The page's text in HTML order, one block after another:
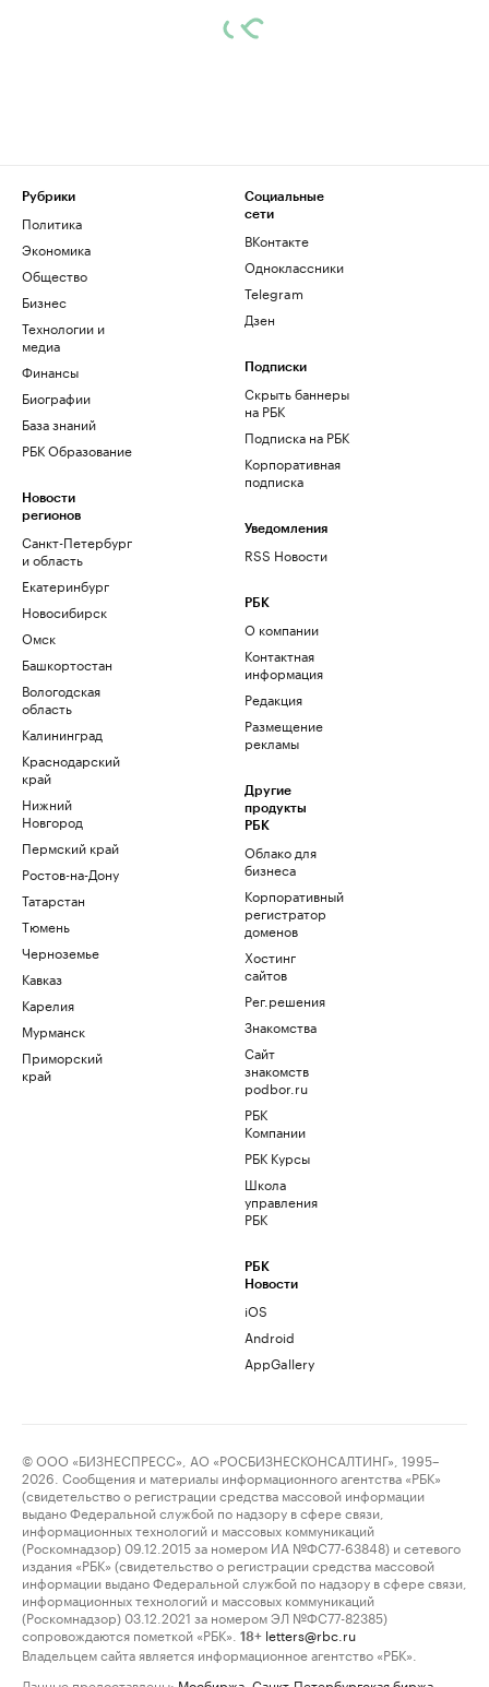
Рубрики
Политика
Экономика
Общество
Бизнес
Технологии и
медиа
Финансы
Биографии
База знаний
РБК Образование
Новости
регионов
Санкт-Петербург
и область
Екатеринбург
Новосибирск
Омск
Башкортостан
Вологодская
область
Калининград
Краснодарский
край
Нижний
Новгород
Пермский край
Ростов-на-Дону
Татарстан
Тюмень
Черноземье
Кавказ
Карелия
Мурманск
Приморский
край
Социальные
сети
ВКонтакте
Одноклассники
Telegram
Дзен
Подписки
Скрыть баннеры
на РБК
Подписка на РБК
Корпоративная
подписка
Уведомления
RSS Новости
РБК
О компании
Контактная
информация
Редакция
Размещение
рекламы
Другие
продукты
РБК
Облако для
бизнеса
Корпоративный
регистратор
доменов
Хостинг
сайтов
Рег.решения
Знакомства
Сайт
знакомств
podbor.ru
РБК
Компании
РБК Курсы
Школа
управления
РБК
РБК
Новости
iOS
Android
AppGallery
© ООО «БИЗНЕСПРЕСС», АО «РОСБИЗНЕСКОНСАЛТИНГ», 1995–
2026. Сообщения и материалы информационного агентства «РБК»
(свидетельство о регистрации средства массовой информации
выдано Федеральной службой по надзору в сфере связи,
информационных технологий и массовых коммуникаций
(Роскомнадзор) 09.12.2015 за номером ИА №ФС77-63848) и сетевого
издания «РБК» (свидетельство о регистрации средства массовой
информации выдано Федеральной службой по надзору в сфере связи,
информационных технологий и массовых коммуникаций
(Роскомнадзор) 03.12.2021 за номером ЭЛ №ФС77-82385)
сопровождаются пометкой «РБК».
18+ letters@rbc.ru
Владельцем сайта является информационное агентство «РБК».